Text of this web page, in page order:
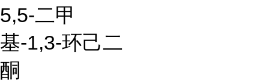
5,5-二甲
基-1,3-环己二
酮